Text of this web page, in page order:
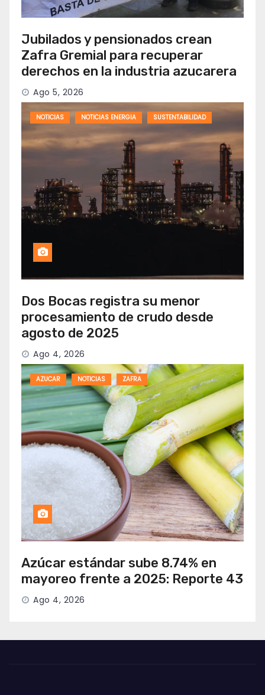
Jubilados y pensionados crean
Zafra Gremial para recuperar
derechos en la industria azucarera
Ago 5, 2026
NOTICIAS NOTICIAS ENERGIA SUSTENTABILIDAD
Dos Bocas registra su menor
procesamiento de crudo desde
agosto de 2025
Ago 4, 2026
AZUCAR NOTICIAS ZAFRA
Azúcar estándar sube 8.74% en
mayoreo frente a 2025: Reporte 43
Ago 4, 2026